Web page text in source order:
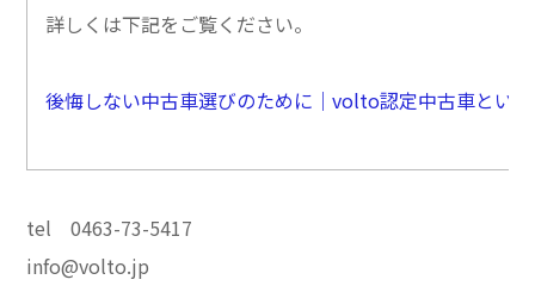
詳しくは下記をご覧ください。
後悔しない中古車選びのために｜volto認定中古車とい
tel 0463-73-5417
info@volto.jp